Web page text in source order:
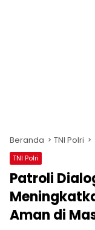
Beranda TNI Polri
TNI Polri
Patroli
Aman di